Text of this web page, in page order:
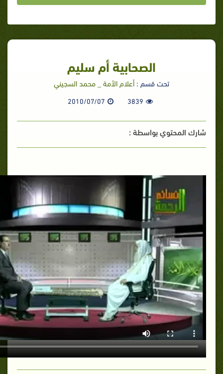
الصحابية أم سليم
تحت قسم :أعلام الأمة _ محمد السجيني
3839
2010/07/07
شارك المحتوي بواسطة :